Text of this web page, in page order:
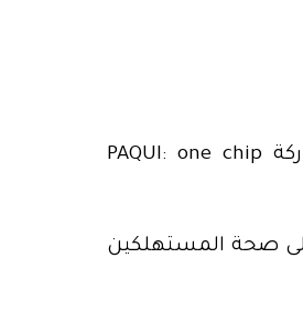
أصدرت وزارة الاقتصاد قراراً قضى بمنع استيراد سلعة الشيبس ماركة PAQUI: one chip
صحة المستهلكين